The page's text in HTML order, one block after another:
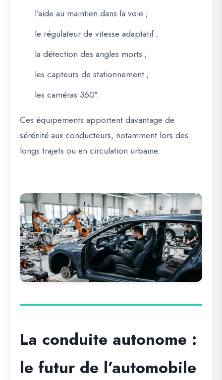
l’aide au maintien dans la voie ;
le régulateur de vitesse adaptatif ;
la détection des angles morts ;
les capteurs de stationnement ;
les caméras 360°.
Ces équipements apportent davantage de
sérénité aux conducteurs, notamment lors des
longs trajets ou en circulation urbaine.
La conduite autonome :
le futur de l’automobile